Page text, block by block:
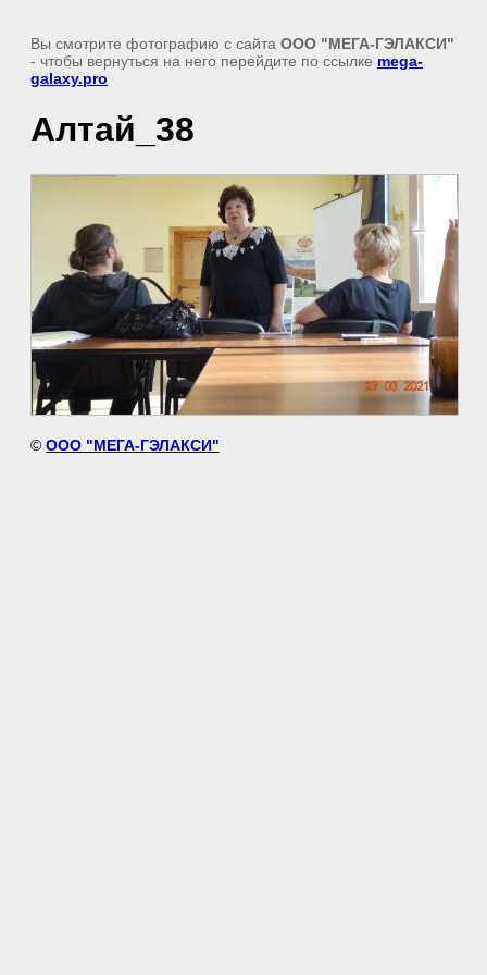
Вы смотрите фотографию с сайта ООО "МЕГА-ГЭЛАКСИ"
- чтобы вернуться на него перейдите по ссылке mega-
galaxy.pro
Алтай_38
© ООО "МЕГА-ГЭЛАКСИ"